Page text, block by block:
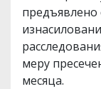
предъявлено
меру
месяца.